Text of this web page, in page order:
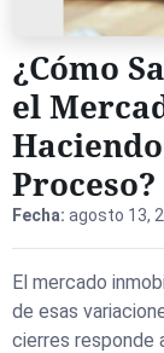
¿Cómo
el
Proceso?
Fecha: agosto 13,
El mercado
de esas
cierres responde